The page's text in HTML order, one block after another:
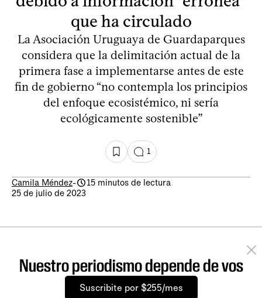
que ha circulado
La Asociación Uruguaya de Guardaparques
considera que la delimitación actual de la
primera fase a implementarse antes de este
fin de gobierno “no contempla los principios
del enfoque ecosistémico, ni sería
ecológicamente sostenible”
1
Camila Méndez-
15 minutos de lectura
25 de julio de 2023
Nuestro periodismo depende de vos
Suscribite por $255/mes